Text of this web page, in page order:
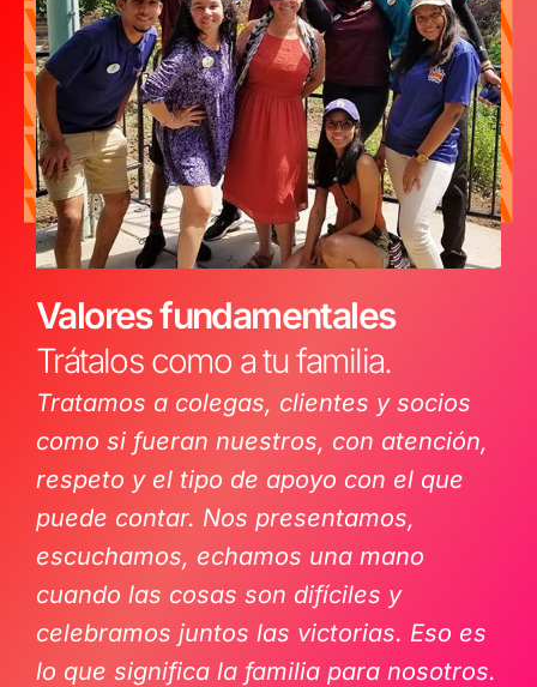
Valores fundamentales
Trátalos como a tu familia.
Tratamos a colegas, clientes y socios
como si fueran nuestros, con atención,
respeto y el tipo de apoyo con el que
puede contar. Nos presentamos,
escuchamos, echamos una mano
cuando las cosas son difíciles y
celebramos juntos las victorias. Eso es
lo que significa la familia para nosotros.